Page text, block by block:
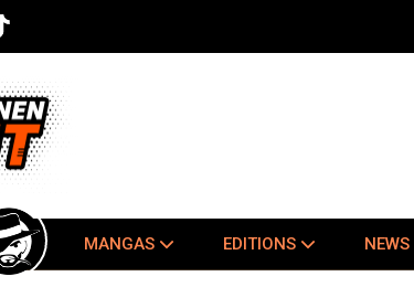
MANGAS EDITIONS NEWS